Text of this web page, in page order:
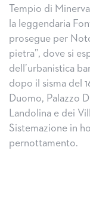
Tempio di
la leggendaria
prosegue per
pietra”, dove si
dell’urbanistica
dopo il sisma del
Duomo, Palazzo
Landolina e dei
Sistemazione in
pernottamento.